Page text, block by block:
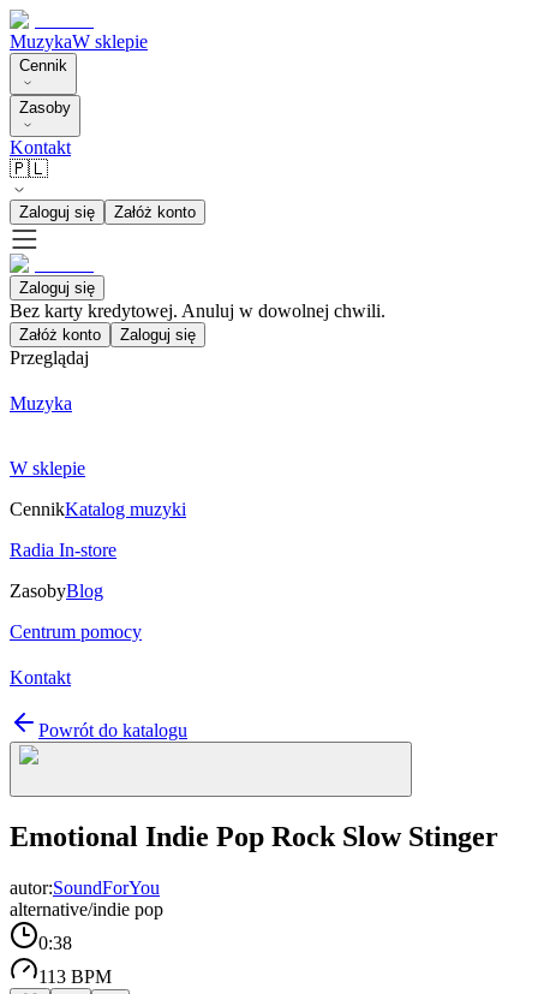
MuzykaW sklepie
Cennik
Zasoby
Kontakt
🇵🇱
Zaloguj się Załóż konto
Zaloguj się
Bez karty kredytowej. Anuluj w dowolnej chwili.
Załóż konto Zaloguj się
Przeglądaj
Muzyka
W sklepie
CennikKatalog muzyki
Radia In-store
ZasobyBlog
Centrum pomocy
Kontakt
Powrót do katalogu
Emotional Indie Pop Rock Slow Stinger
autor:SoundForYou
alternative/indie pop
0:38
113 BPM